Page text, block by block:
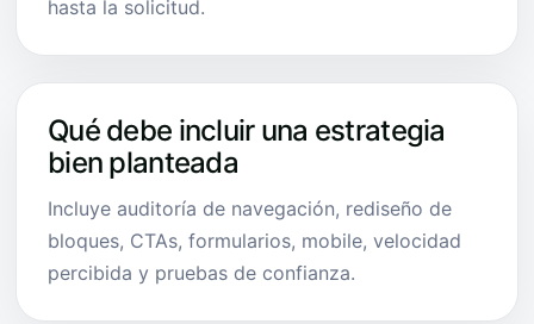
hasta la solicitud.
Qué debe incluir una estrategia
bien planteada
Incluye auditoría de navegación, rediseño de
bloques, CTAs, formularios, mobile, velocidad
percibida y pruebas de confianza.